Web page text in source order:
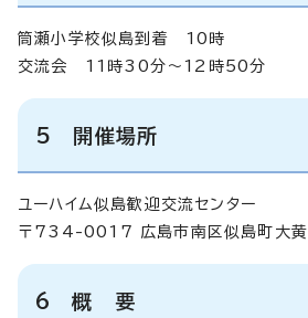
筒瀬小学校似島到着 10時
交流会 11時30分～12時50分
5 開催場所
ユーハイム似島歓迎交流センター
〒734-0017 広島市南区似島町大黄
6 概 要